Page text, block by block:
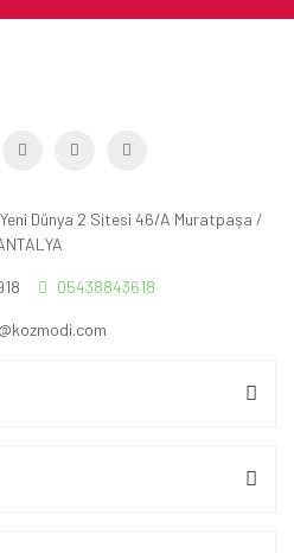
Dünya 2 Sitesi 46/A Muratpaşa /
05438843618